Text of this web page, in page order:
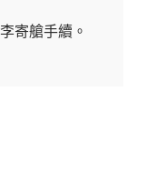
寄艙手續。